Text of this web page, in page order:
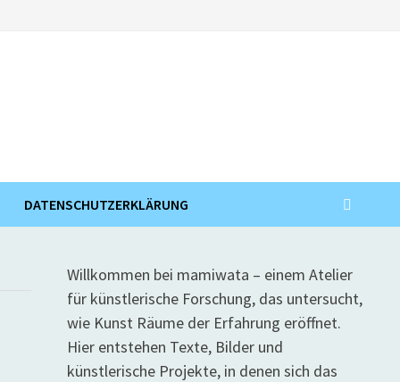
DATENSCHUTZERKLÄRUNG
Willkommen bei mamiwata – einem Atelier
für künstlerische Forschung, das untersucht,
wie Kunst Räume der Erfahrung eröffnet.
Hier entstehen Texte, Bilder und
künstlerische Projekte, in denen sich das